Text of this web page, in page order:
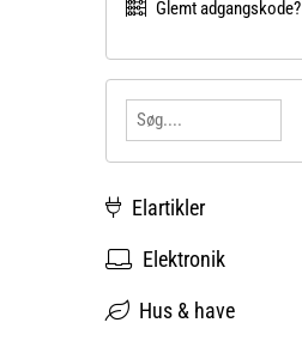
Glemt adgangskode?
Elartikler
Elektronik
Hus & have